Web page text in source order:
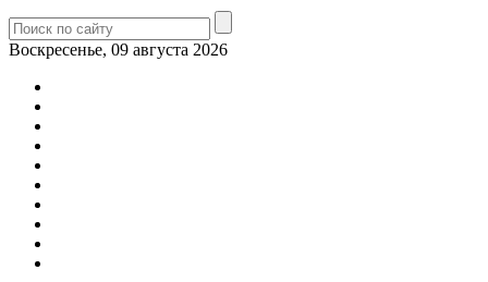
Воскресенье, 09 августа 2026